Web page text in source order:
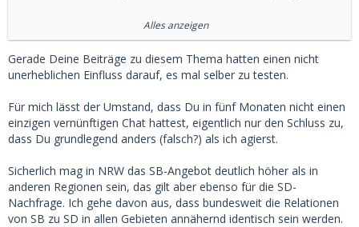
Ich sehe das mit verlaub völlig anders.
Schreibe mir seit November die Finger wund und habe noch
nicht einen vernünftigen Chat gehabt.
Wir haben April. Also fünf Monate ohne einen einzigen
vernünftigen Chat. Von einer Anbahnung oder einem
(Kennlern)Treffen ist da noch nicht mal die Rede.
OK. Ich bin nicht NRW.
Aber Hand auf's Herz, mit irgendeiner Türkin kann ich auch
einfach so spazieren gehen ohne VIP ohne Coins und ohne
Alles anzeigen
Gerade Deine Beiträge zu diesem Thema hatten einen nicht
unerheblichen Einfluss darauf, es mal selber zu testen.
Für mich lässt der Umstand, dass Du in fünf Monaten nicht einen
einzigen vernünftigen Chat hattest, eigentlich nur den Schluss zu,
dass Du grundlegend anders (falsch?) als ich agierst.
Sicherlich mag in NRW das SB-Angebot deutlich höher als in
anderen Regionen sein, das gilt aber ebenso für die SD-
Nachfrage. Ich gehe davon aus, dass bundesweit die Relationen
von SB zu SD in allen Gebieten annähernd identisch sein werden.